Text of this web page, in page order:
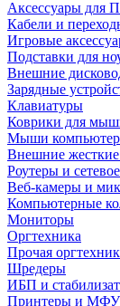
Аксессуары для
Кабели и
Игровые
Подставки для
Внешние
Зарядные
Клавиатуры
Коврики для
Мыши
Внешние
Роутеры и
Веб-камеры и
Компьютерные
Мониторы
Оргтехника
Прочая
Шредеры
ИБП и
Принтеры и МФУ